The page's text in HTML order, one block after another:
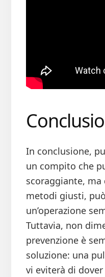
In conclusione,
un compito che
scoraggiante,
metodi giusti,
un’operazione
Tuttavia, non
prevenzione è
soluzione: una
vi eviterà di